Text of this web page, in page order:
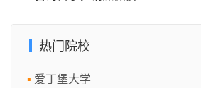
热门院校
爱丁堡大学